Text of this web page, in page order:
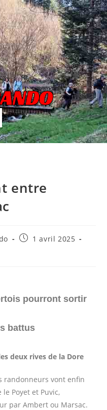
entre
1 avril 2025
pourront sortir
battus
deux rives de la Dore
randonneurs vont enfin
Poyet et Puvic,
par Ambert ou Marsac.